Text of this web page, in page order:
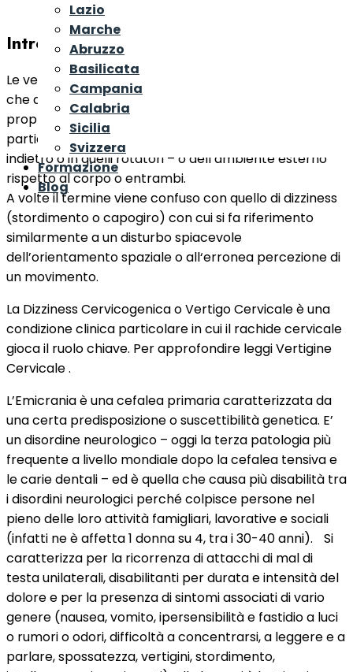
Lazio
Marche
Abruzzo
Basilicata
Campania
Calabria
Sicilia
Svizzera
Formazione
Blog
Introduzione
Le vertigini sono una distorsione percettiva sensoriale
che altera, appunto, la percezione di movimento del
proprio corpo rispetto all’ambiente esterno – in
particolare nei movimenti di basculamento in avanti e
indietro o in quelli rotatori – o dell’ambiente esterno
rispetto al corpo o entrambi.
A volte il termine viene confuso con quello di dizziness
(stordimento o capogiro) con cui si fa riferimento
similarmente a un disturbo spiacevole
dell’orientamento spaziale o all‘erronea percezione di
un movimento.
La Dizziness Cervicogenica o Vertigo Cervicale è una
condizione clinica particolare in cui il rachide cervicale
gioca il ruolo chiave. Per approfondire leggi Vertigine
Cervicale .
L’Emicrania è una cefalea primaria caratterizzata da
una certa predisposizione o suscettibilità genetica. E’
un disordine neurologico – oggi la terza patologia più
frequente a livello mondiale dopo la cefalea tensiva e
le carie dentali – ed è quella che causa più disabilità tra
i disordini neurologici perché colpisce persone nel
pieno delle loro attività famigliari, lavorative e sociali
(infatti ne è affetta 1 donna su 4, tra i 30-40 anni). Si
caratterizza per la ricorrenza di attacchi di mal di
testa unilaterali, disabilitanti per durata e intensità del
dolore e per la presenza di sintomi associati di vario
genere (nausea, vomito, ipersensibilità e fastidio a luci
o rumori o odori, difficoltà a concentrarsi, a leggere e a
parlare, spossatezza, vertigini, stordimento,